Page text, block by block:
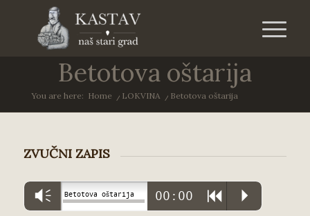
Betotova oštarija
You are here: Home / LOKVINA / Betotova oštarija
ZVUČNI ZAPIS
Vm Betotova oštarija 00:00 R P